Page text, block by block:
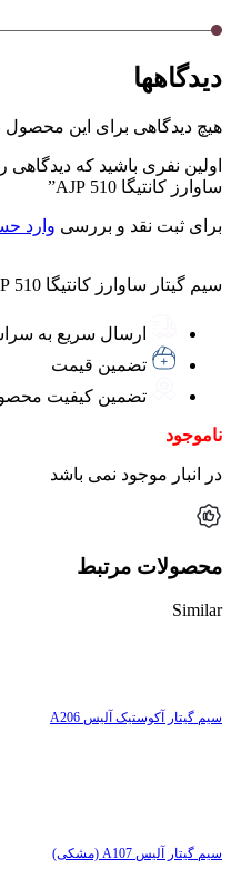
دیدگاهها
هیچ دیدگاهی برای این
اولین نفری باشید که دیدگاهی
ساوارز کانتیگا 510 AJP”
برای ثبت نقد و بررسی وارد
سیم گیتار ساوارز کانتیگا 510 AJP
ارسال سریع به
تضمین قیمت
تضمین کیفیت
ناموجود
در انبار موجود نمی باشد
محصولات مرتبط
Similar
سیم گیتار آکوستیک آلیس A206
سیم گیتار آلیس A107 (مشکی)